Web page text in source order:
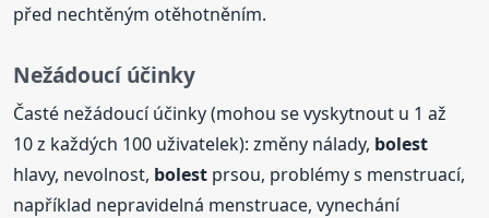
před nechtěným otěhotněním.
Nežádoucí účinky
Časté nežádoucí účinky (mohou se vyskytnout u 1 až
10 z každých 100 uživatelek): změny nálady, bolest
hlavy, nevolnost, bolest prsou, problémy s menstruací,
například nepravidelná menstruace, vynechání